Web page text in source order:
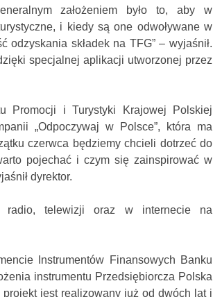
założeniem było to, aby w
i kiedy są one odwoływane w
odzyskania składek na TFG” – wyjaśnił.
specjalnej aplikacji utworzonej przez
Promocji i Turystyki Krajowej Polskiej
„Odpoczywaj w Polsce”, która ma
czerwca będziemy chcieli dotrzeć do
pojechać i czym się zainspirować w
dyrektor.
radio, telewizji oraz w internecie na
Instrumentów Finansowych Banku
instrumentu Przedsiębiorcza Polska
projekt jest realizowany już od dwóch lat i